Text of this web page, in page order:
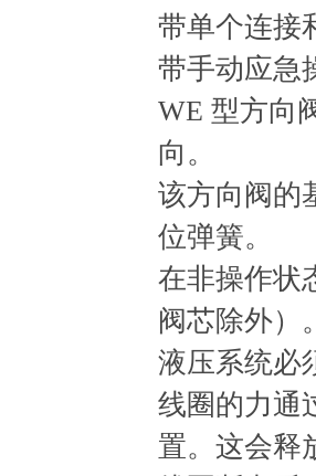
带单个连接
带手动应急
WE 型方向
向。
该方向阀的
位弹簧。
在非操作状
阀芯除外）
液压系统必
线圈的力通
置。这会